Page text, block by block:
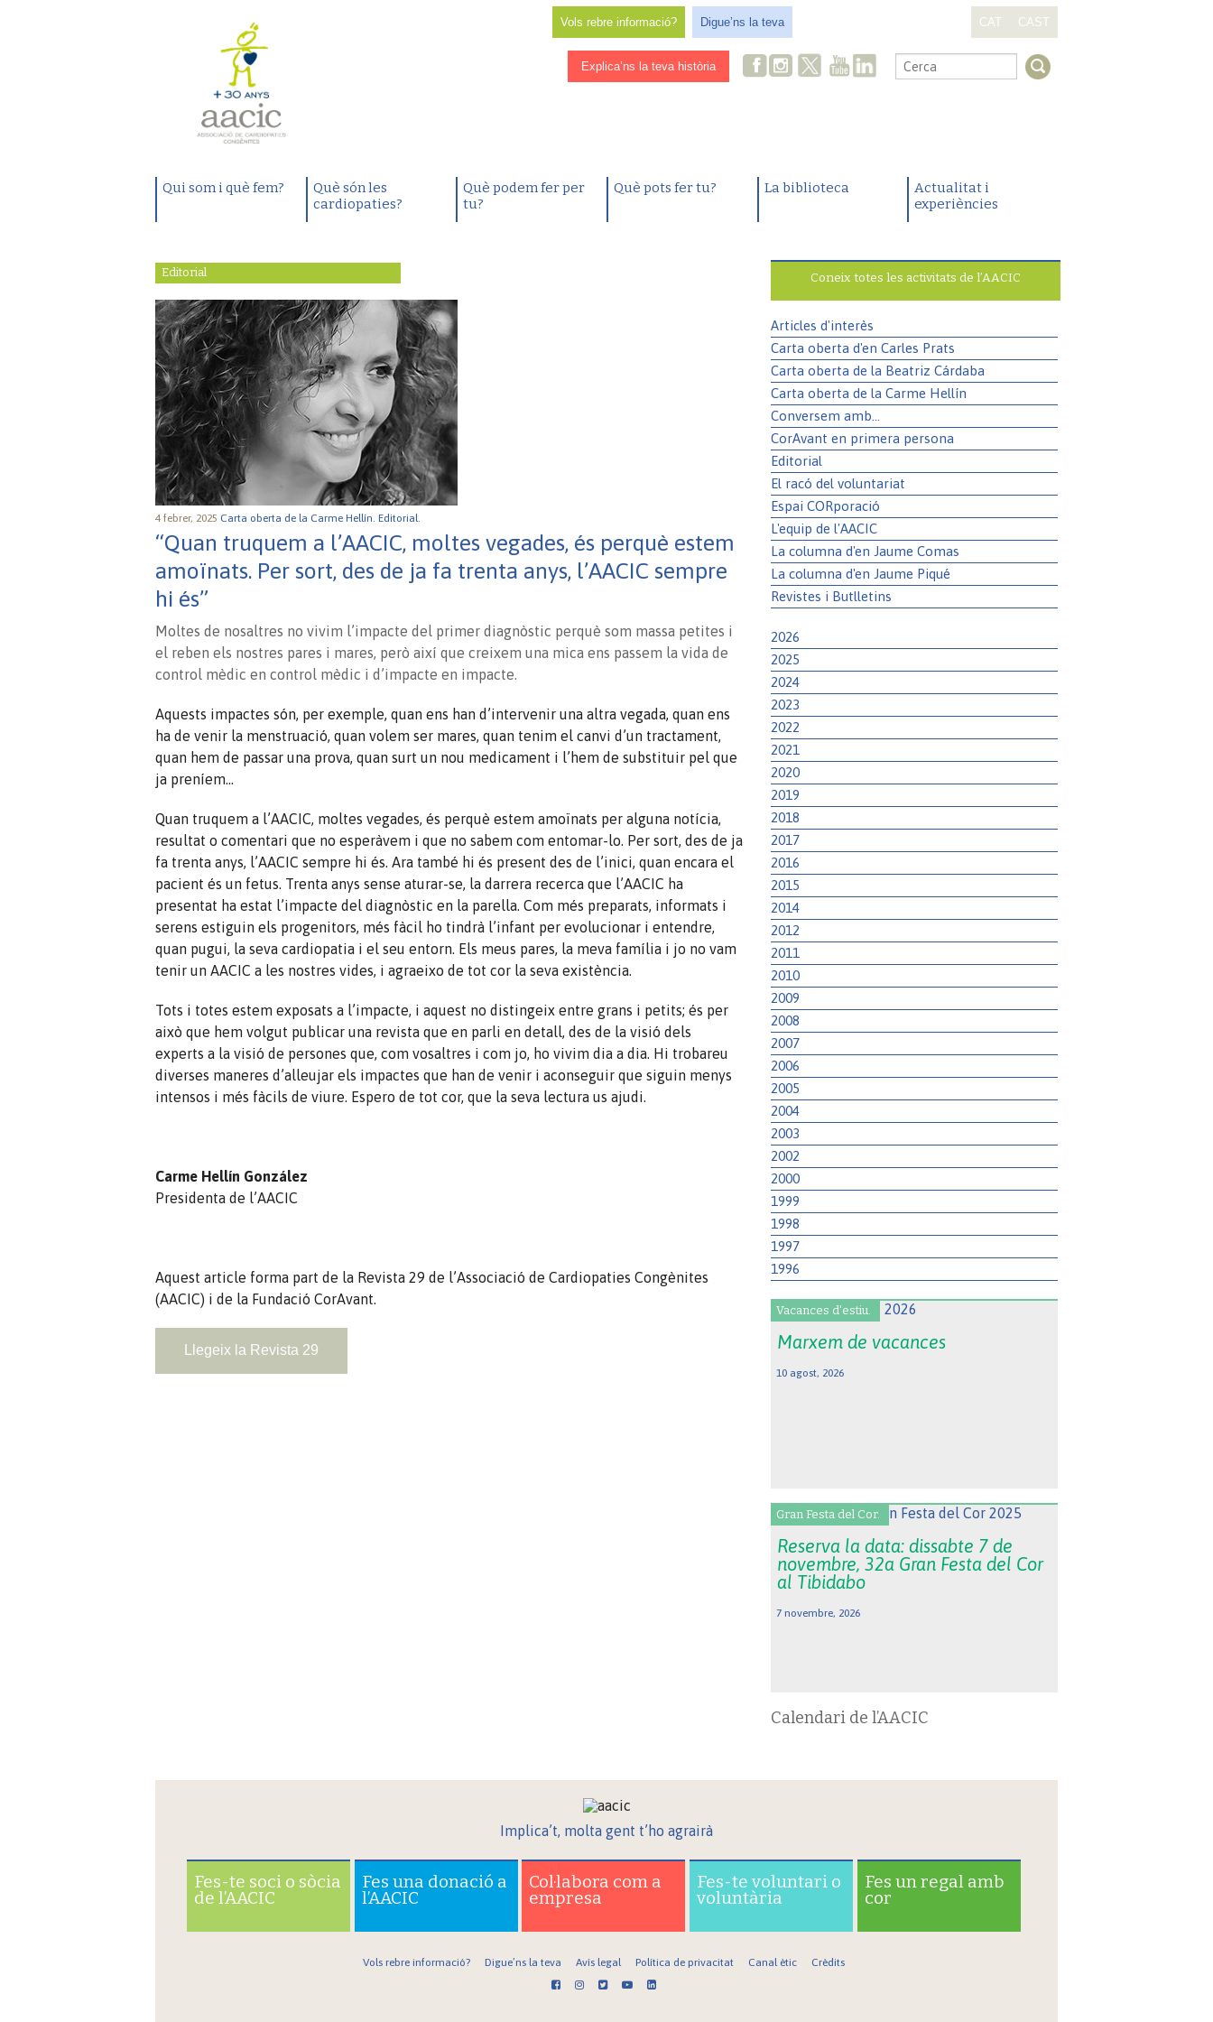
Vols rebre informació? Digue’ns la teva CAT CAST
Explica’ns la teva història .
Qui som i què fem?
Què són les
cardiopaties?
Què podem fer per
tu?
Què pots fer tu? La biblioteca
Actualitat i
experiències
Editorial
4 febrer, 2025 Carta oberta de la Carme Hellín. Editorial.
“Quan truquem a l’AACIC, moltes vegades, és perquè estem
amoïnats. Per sort, des de ja fa trenta anys, l’AACIC sempre
hi és”
Moltes de nosaltres no vivim l’impacte del primer diagnòstic perquè som massa petites i
el reben els nostres pares i mares, però així que creixem una mica ens passem la vida de
control mèdic en control mèdic i d’impacte en impacte.
Aquests impactes són, per exemple, quan ens han d’intervenir una altra vegada, quan ens
ha de venir la menstruació, quan volem ser mares, quan tenim el canvi d’un tractament,
quan hem de passar una prova, quan surt un nou medicament i l’hem de substituir pel que
ja preníem…
Quan truquem a l’AACIC, moltes vegades, és perquè estem amoïnats per alguna notícia,
resultat o comentari que no esperàvem i que no sabem com entomar-lo. Per sort, des de ja
fa trenta anys, l’AACIC sempre hi és. Ara també hi és present des de l’inici, quan encara el
pacient és un fetus. Trenta anys sense aturar-se, la darrera recerca que l’AACIC ha
presentat ha estat l’impacte del diagnòstic en la parella. Com més preparats, informats i
serens estiguin els progenitors, més fàcil ho tindrà l’infant per evolucionar i entendre,
quan pugui, la seva cardiopatia i el seu entorn. Els meus pares, la meva família i jo no vam
tenir un AACIC a les nostres vides, i agraeixo de tot cor la seva existència.
Tots i totes estem exposats a l’impacte, i aquest no distingeix entre grans i petits; és per
això que hem volgut publicar una revista que en parli en detall, des de la visió dels
experts a la visió de persones que, com vosaltres i com jo, ho vivim dia a dia. Hi trobareu
diverses maneres d’alleujar els impactes que han de venir i aconseguir que siguin menys
intensos i més fàcils de viure. Espero de tot cor, que la seva lectura us ajudi.
Carme Hellín González
Presidenta de l’AACIC
Aquest article forma part de la Revista 29 de l’Associació de Cardiopaties Congènites
(AACIC) i de la Fundació CorAvant.
Llegeix la Revista 29
Coneix totes les activitats de l’AACIC
Articles d'interès
Carta oberta d'en Carles Prats
Carta oberta de la Beatriz Cárdaba
Carta oberta de la Carme Hellín
Conversem amb...
CorAvant en primera persona
Editorial
El racó del voluntariat
Espai CORporació
L'equip de l'AACIC
La columna d'en Jaume Comas
La columna d'en Jaume Piqué
Revistes i Butlletins
2026
2025
2024
2023
2022
2021
2020
2019
2018
2017
2016
2015
2014
2012
2011
2010
2009
2008
2007
2006
2005
2004
2003
2002
2000
1999
1998
1997
1996
Vacances d'estiu.
Marxem de vacances
10 agost, 2026
Gran Festa del Cor.
Reserva la data: dissabte 7 de
novembre, 32a Gran Festa del Cor
al Tibidabo
7 novembre, 2026
Calendari de l’AACIC
Implica’t, molta gent t’ho agrairà
Fes-te soci o sòcia
de l’AACIC
Fes una donació a
l’AACIC
Col·labora com a
empresa
Fes-te voluntari o
voluntària
Fes un regal amb
cor
Vols rebre informació? Digue’ns la teva Avís legal Política de privacitat Canal ètic Crèdits